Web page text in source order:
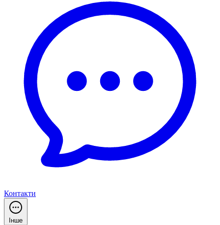
Контакти
Інше